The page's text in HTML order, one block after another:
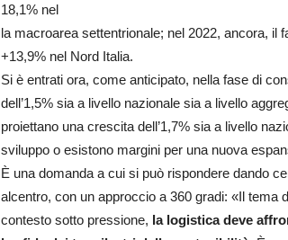
18,1% nel
la macroarea settentrionale; nel 2022, ancora, il
+13,9% nel Nord Italia.
Si è entrati ora, come anticipato, nella fase di
dell’1,5% sia a livello nazionale sia a livello
proiettano una crescita dell’1,7% sia a livello
sviluppo o esistono margini per una nuova
È una domanda a cui si può rispondere dando
alcentro, con un approccio a 360 gradi: «Il tema
contesto sotto pressione, la logistica deve